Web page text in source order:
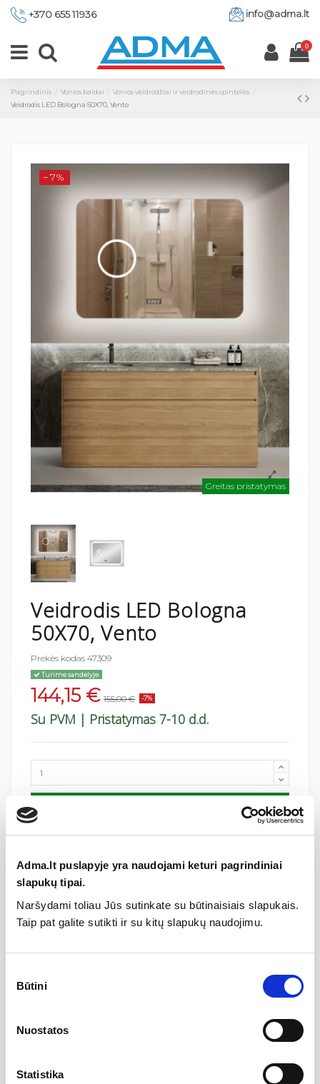
Adma.lt puslapyje yra naudojami keturi pagrindiniai
slapukų tipai.
Naršydami toliau Jūs sutinkate su būtinaisiais slapukais.
Taip pat galite sutikti ir su kitų slapukų naudojimu.
pasirinkimas
Būtini
Nuostatos
Statistika
+370 655 11936 info@adma.lt
0
Pagrindinis Vonios baldai
Vonios veidrodžiai ir veidrodinės spintelės
Veidrodis LED Bologna 50X70, Vento
Greitas pristatymas
−7%
Veidrodis LED Bologna
50X70, Vento
Prekės kodas 47309
Turime sandėlyje.
144,15 € 155,00 € -7%
Su PVM | Pristatymas 7-10 d.d.
Specifikacija
Svoris, kg
Aukštis, cm